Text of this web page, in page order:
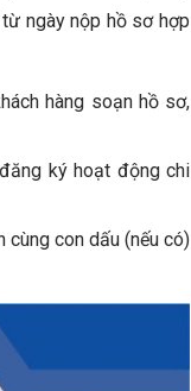
ngày nộp hồ sơ hợp
hàng soạn hồ sơ,
ký hoạt động chi
con dấu (nếu có)